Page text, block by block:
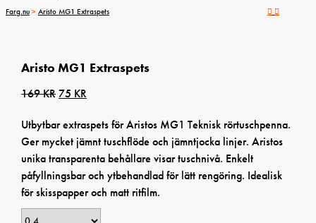
Farg.nu > Aristo MG1 Extraspets
Aristo MG1 Extraspets
169KRDet
priset
var:
169 kr.
75 KR
priset
är:
75 kr.
Utbytbar extraspets för Aristos MG1 Teknisk rörtuschpenna.
Ger mycket jämnt tuschflöde och jämntjocka linjer. Aristos
unika transparenta behållare visar tuschnivå. Enkelt
påfyllningsbar och ytbehandlad för lätt rengöring. Idealisk
för skisspapper och matt ritfilm.